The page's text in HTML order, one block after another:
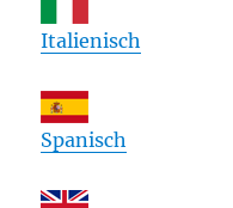
Italienisch
Spanisch